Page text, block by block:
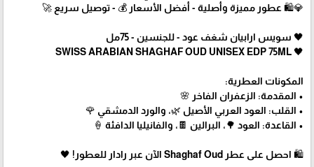
💎🛍️ عطور مميزة وأصلية - أفضل الأسعار 💰 - توصيل سريع 🚀
🖤 سويس ارابيان شغف عود - للجنسين - 75مل
🖤 SWISS ARABIAN SHAGHAF OUD UNISEX EDP 75ML
المكونات العطرية:
• المقدمة: الزعفران الفاخر 🌸
• القلب: العود العربي الأصيل 🌿، والورد الدمشقي 🌹
• القاعدة: العود 🌳، البرالين 🍫، والفانيليا الدافئة 🍦
🛍 احصل على عطر Shaghaf Oud الآن عبر رادار للعطور! 🖤